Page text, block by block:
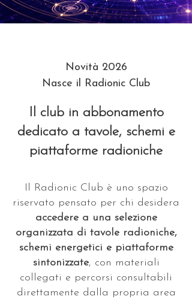
Novità 2026
Nasce il Radionic Club
Il club in abbonamento
dedicato a tavole, schemi e
piattaforme radioniche
Il Radionic Club è uno spazio
riservato pensato per chi desidera
accedere a una selezione
organizzata di tavole radioniche,
schemi energetici e piattaforme
sintonizzate, con materiali
collegati e percorsi consultabili
direttamente dalla propria area